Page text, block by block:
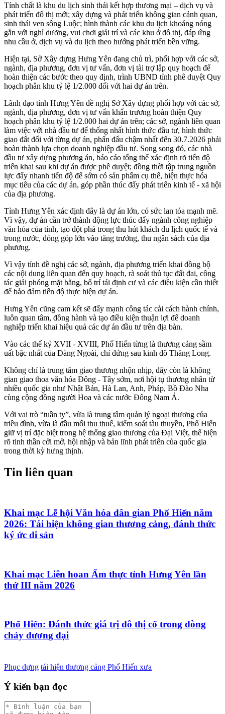
Tính chất là khu du lịch sinh thái kết hợp thương mại – dịch vụ và
phát triển đô thị mới; xây dựng và phát triển không gian cảnh quan,
sinh thái ven sông Luộc; hình thành các khu du lịch khoáng nóng
gắn với nghỉ dưỡng, vui chơi giải trí và các khu ở đô thị, đáp ứng
nhu cầu ở, dịch vụ và du lịch theo hướng phát triển bền vững.
Hiện tại, Sở Xây dựng Hưng Yên đang chủ trì, phối hợp với các sở,
ngành, địa phương, đơn vị tư vấn, đơn vị tài trợ lập quy hoạch để
hoàn thiện các bước theo quy định, trình UBND tỉnh phê duyệt Quy
hoạch phân khu tỷ lệ 1/2.000 đối với hai dự án trên.
Lãnh đạo tỉnh Hưng Yên đề nghị Sở Xây dựng phối hợp với các sở,
ngành, địa phương, đơn vị tư vấn khẩn trương hoàn thiện Quy
hoạch phân khu tỷ lệ 1/2.000 hai dự án trên; các sở, ngành liên quan
làm việc với nhà đầu tư để thống nhất hình thức đầu tư, hình thức
giao đất đối với từng dự án, phấn đấu chậm nhất đến 30.7.2026 phải
hoàn thành lựa chọn doanh nghiệp đầu tư. Song song đó, các nhà
đầu tư xây dựng phương án, báo cáo tổng thể xác định rõ tiến độ
triển khai sau khi dự án được phê duyệt; đồng thời tập trung nguồn
lực đẩy nhanh tiến độ để sớm có sản phẩm cụ thể, hiện thực hóa
mục tiêu của các dự án, góp phần thúc đẩy phát triển kinh tế - xã hội
của địa phương.
Tỉnh Hưng Yên xác định đây là dự án lớn, có sức lan tỏa mạnh mẽ.
Vì vậy, dự án cần trở thành động lực thúc đẩy ngành công nghiệp
văn hóa của tỉnh, tạo đột phá trong thu hút khách du lịch quốc tế và
trong nước, đóng góp lớn vào tăng trưởng, thu ngân sách của địa
phương.
Vì vậy tỉnh đề nghị các sở, ngành, địa phương triển khai đồng bộ
các nội dung liên quan đến quy hoạch, rà soát thủ tục đất đai, công
tác giải phóng mặt bằng, bố trí tái định cư và các điều kiện cần thiết
để bảo đảm tiến độ thực hiện dự án.
Hưng Yên cũng cam kết sẽ đẩy mạnh công tác cải cách hành chính,
luôn quan tâm, đồng hành và tạo điều kiện thuận lợi để doanh
nghiệp triển khai hiệu quả các dự án đầu tư trên địa bàn.
Vào các thế kỷ XVII - XVIII, Phố Hiến từng là thương cảng sầm
uất bậc nhất của Đàng Ngoài, chỉ đứng sau kinh đô Thăng Long.
Không chỉ là trung tâm giao thương nhộn nhịp, đây còn là không
gian giao thoa văn hóa Đông - Tây sớm, nơi hội tụ thương nhân từ
nhiều quốc gia như Nhật Bản, Hà Lan, Anh, Pháp, Bồ Đào Nha
cùng cộng đồng người Hoa và các nước Đông Nam Á.
Với vai trò “tuần ty”, vừa là trung tâm quản lý ngoại thương của
triều đình, vừa là đầu mối thu thuế, kiểm soát tàu thuyền, Phố Hiến
giữ vị trí đặc biệt trong hệ thống giao thương của Đại Việt, thể hiện
rõ tinh thần cởi mở, hội nhập và bản lĩnh phát triển của quốc gia
trong thời kỳ hưng thịnh.
Tin liên quan
Khai mạc Lễ hội Văn hóa dân gian Phố Hiến năm
2026: Tái hiện không gian thương cảng, đánh thức
ký ức di sản
Khai mạc Liên hoan Ẩm thực tỉnh Hưng Yên lần
thứ III năm 2026
Phố Hiến: Đánh thức giá trị đô thị cổ trong dòng
chảy đương đại
Phục dựng tái hiện thương cảng Phố Hiến xưa
Ý kiến bạn đọc